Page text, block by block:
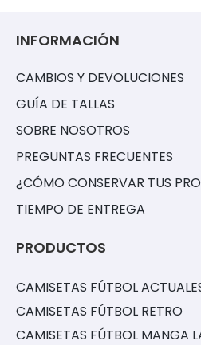
INFORMACIÓN
CAMBIOS Y DEVOLUCIONES
GUÍA DE TALLAS
SOBRE NOSOTROS
PREGUNTAS FRECUENTES
¿CÓMO CONSERVAR TUS
TIEMPO DE ENTREGA
PRODUCTOS
CAMISETAS FÚTBOL
CAMISETAS FÚTBOL RETRO
CAMISETAS FÚTBOL MANGA